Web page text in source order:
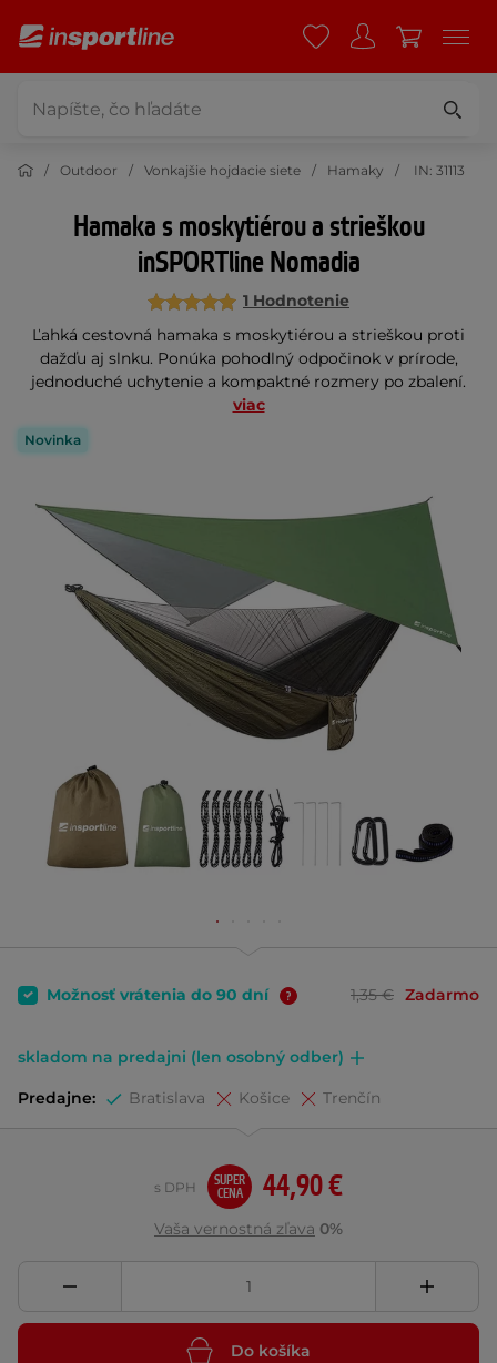
Outdoor Vonkajšie hojdacie siete Hamaky IN: 31113
Hamaka s moskytiérou a strieškou
inSPORTline Nomadia
1 Hodnotenie
Ľahká cestovná hamaka s moskytiérou a strieškou proti
dažďu aj slnku. Ponúka pohodlný odpočinok v prírode,
jednoduché uchytenie a kompaktné rozmery po zbalení.
viac
Novinka
Možnosť vrátenia do 90 dní 1,35 € Zadarmo
skladom na predajni (len osobný odber)
Predajne: Bratislava Košice Trenčín
44,90 €
s DPH
SUPER
CENA
Vaša vernostná zľava 0%
Do košíka